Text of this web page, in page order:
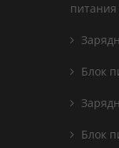
питания
Блок
Блок